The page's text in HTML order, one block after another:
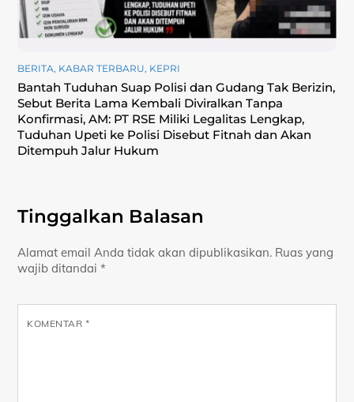
BERITA, KABAR TERBARU, KEPRI
Bantah Tuduhan Suap Polisi dan Gudang Tak Berizin,
Sebut Berita Lama Kembali Diviralkan Tanpa
Konfirmasi, ‎AM: PT RSE Miliki Legalitas Lengkap,
Tuduhan Upeti ke Polisi Disebut Fitnah dan Akan
Ditempuh Jalur Hukum
Tinggalkan Balasan
Alamat email Anda tidak akan dipublikasikan. Ruas yang
wajib ditandai*
KOMENTAR *